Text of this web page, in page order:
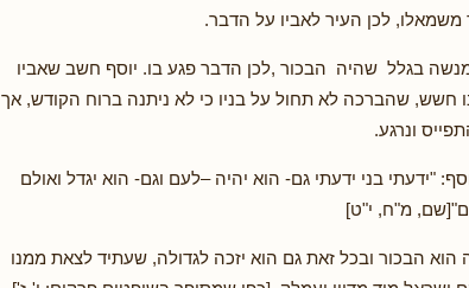
משמאלו, לכן העיר לאביו על הדבר.
בגלל שהיה הבכור ,לכן הדבר פגע בו. יוסף חשב שאביו
חשש, שהברכה לא תחול על בניו כי לא ניתנה ברוח הקודש, אך
ונרגע.
"ידעתי בני ידעתי גם- הוא יהיה –לעם וגם- הוא יגדל ואולם
מ"ח, י"ט]
הוא הבכור ובכל זאת גם הוא יזכה לגדולה, שעתיד לצאת ממנו